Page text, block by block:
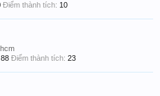
Điểm thành tích: 10
88 Điểm thành tích: 23